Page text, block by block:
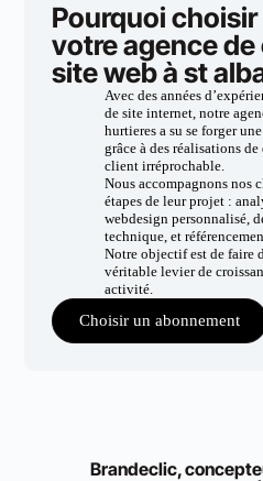
Pourquoi
votre agence
site web à st
Avec des années
de site internet, notre
hurtieres a su se forger
grâce à des réalisations
client irréprochable.
Nous accompagnons nos
étapes de leur projet :
webdesign personnalisé,
technique, et
Notre objectif est de faire
véritable levier de
activité.
Choisir un abonnement
Brandeclic,